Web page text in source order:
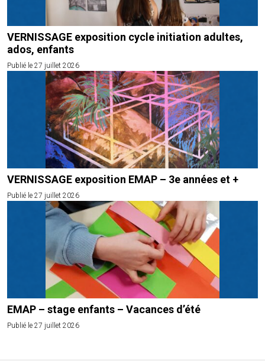
VERNISSAGE exposition cycle initiation adultes,
ados, enfants
Publié le 27 juillet 2026
VERNISSAGE exposition EMAP – 3e années et +
Publié le 27 juillet 2026
EMAP – stage enfants – Vacances d’été
Publié le 27 juillet 2026